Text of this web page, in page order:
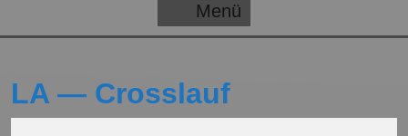
Menü
LA — Crosslauf